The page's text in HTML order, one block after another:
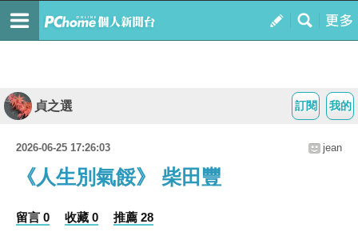
我的
訂閱
貞之選
2026-06-25 17:26:03 jean
《人生別氣餒》 柴田豐
留言 0 收藏 0 推薦 28